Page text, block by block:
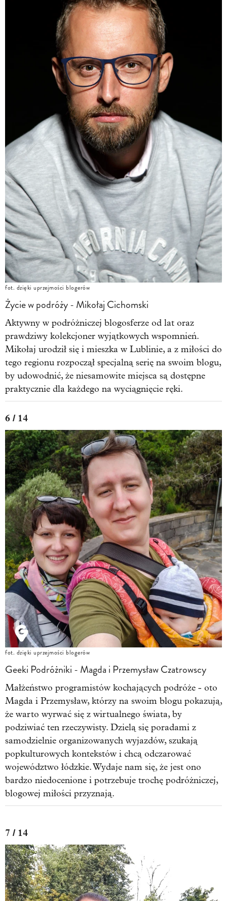
fot. dzięki uprzejmości blogerów
Życie w podróży - Mikołaj Cichomski
Aktywny w podróżniczej blogosferze od lat oraz
prawdziwy kolekcjoner wyjątkowych wspomnień.
Mikołaj urodził się i mieszka w Lublinie, a z miłości do
tego regionu rozpoczął specjalną serię na swoim blogu,
by udowodnić, że niesamowite miejsca są dostępne
praktycznie dla każdego na wyciągnięcie ręki.
6 / 14
fot. dzięki uprzejmości blogerów
Geeki Podróżniki - Magda i Przemysław Czatrowscy
Małżeństwo programistów kochających podróże - oto
Magda i Przemysław, którzy na swoim blogu pokazują,
że warto wyrwać się z wirtualnego świata, by
podziwiać ten rzeczywisty. Dzielą się poradami z
samodzielnie organizowanych wyjazdów, szukają
popkulturowych kontekstów i chcą odczarować
województwo łódzkie. Wydaje nam się, że jest ono
bardzo niedocenione i potrzebuje trochę podróżniczej,
blogowej miłości przyznają.
7 / 14